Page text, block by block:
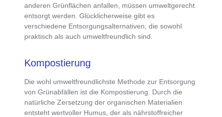
anderen Grünflächen anfallen, müssen umweltgerecht
entsorgt werden. Glücklicherweise gibt es
verschiedene Entsorgungsalternativen, die sowohl
praktisch als auch umweltfreundlich sind.
Kompostierung
Die wohl umweltfreundlichste Methode zur Entsorgung
von Grünabfällen ist die Kompostierung . Durch die
natürliche Zersetzung der organischen Materialien
entsteht wertvoller Humus, der als nährstoffreicher